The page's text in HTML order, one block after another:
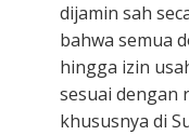
dijamin sah
bahwa semua
hingga izin
sesuai dengan
khususnya di